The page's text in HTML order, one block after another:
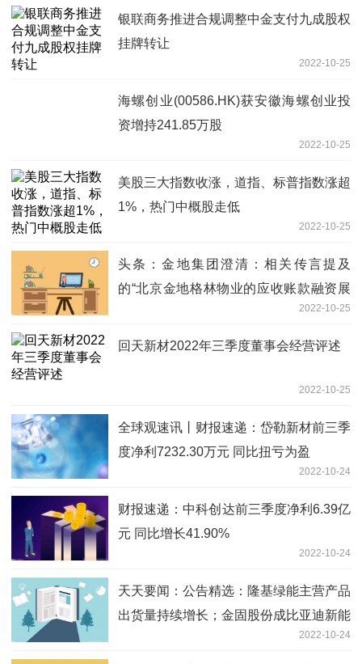
银联商务推进合规调整中金支付九成股权
挂牌转让
2022-10-25
海螺创业(00586.HK)获安徽海螺创业投
资增持241.85万股
2022-10-25
美股三大指数收涨，道指、标普指数涨超
1%，热门中概股走低
2022-10-25
头条：金地集团澄清：相关传言提及
的“北京金地格林物业的应收账款融资展
2022-10-25
回天新材2022年三季度董事会经营评述
2022-10-25
全球观速讯丨财报速递：岱勒新材前三季
度净利7232.30万元 同比扭亏为盈
2022-10-24
财报速递：中科创达前三季度净利6.39亿
元 同比增长41.90%
2022-10-24
天天要闻：公告精选：隆基绿能主营产品
出货量持续增长；金固股份成比亚迪新能
2022-10-24